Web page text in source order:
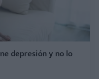
depresión y no lo